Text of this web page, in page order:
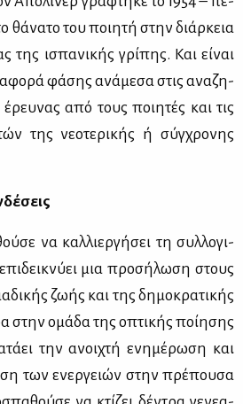
θά­να­το του ποι­η­τή στην διάρ­κεια
της ισπα­νι­κής γρί­πης. Και εί­ναι
φά­σης ανά­με­σα στις ανα­ζη­
από τους ποι­η­τές και τις
της νε­ο­τε­ρι­κής ή σύγ­χρο­νης
να καλ­λιερ­γή­σει τη συλ­λο­γι­
μια προ­σή­λω­ση στους
ζω­ής και της δη­μο­κρα­τι­κής
στην ομά­δα της οπτι­κής ποί­η­σης
την ανοι­χτή ενη­μέ­ρω­ση και
των ενερ­γειών στην πρέ­που­σα